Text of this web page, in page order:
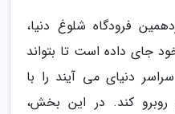
فرودگاه شلوغ دنیا،
جای داده است تا بتواند
دنیای می آیند را با
کند. در این بخش،